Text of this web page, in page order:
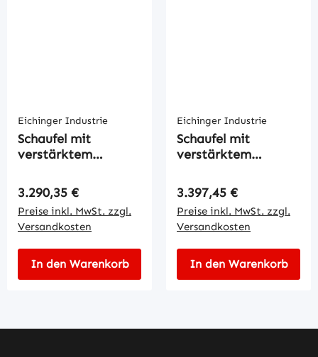
Eichinger Industrie
Schaufel mit
verstärktem
Regulärer Preis:
3.290,35 €
Preise inkl. MwSt. zzgl.
Versandkosten
In den Warenkorb
Eichinger Industrie
Schaufel mit
verstärktem
Regulärer Preis:
3.397,45 €
Preise inkl. MwSt. zzgl.
Versandkosten
In den Warenkorb